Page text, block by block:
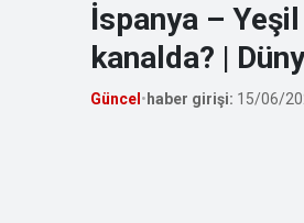
İspanya –
kanalda? |
Güncel • haber girişi: 15/06/